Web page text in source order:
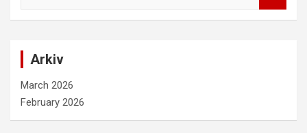
Arkiv
March 2026
February 2026